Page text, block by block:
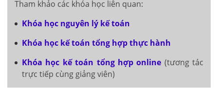
Tham khảo các khóa học liên quan:
Khóa học nguyên lý kế toán
Khóa học kế toán tổng hợp thực hành
Khóa học kế toán tổng hợp online (tương tác
trực tiếp cùng giảng viên)